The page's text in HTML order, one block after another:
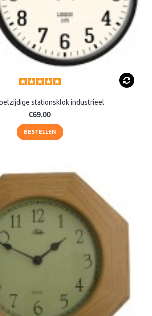
stationsklok industrieel
€69,00
BESTELLEN